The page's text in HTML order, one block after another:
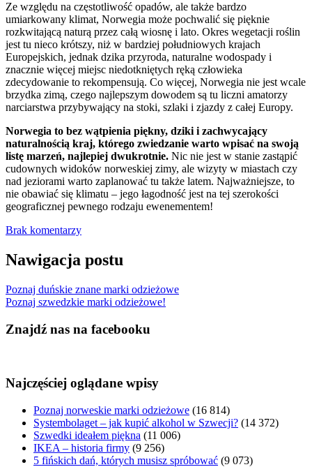
Ze względu na częstotliwość opadów, ale także bardzo
umiarkowany klimat, Norwegia może pochwalić się pięknie
rozkwitającą naturą przez całą wiosnę i lato. Okres wegetacji roślin
jest tu nieco krótszy, niż w bardziej południowych krajach
Europejskich, jednak dzika przyroda, naturalne wodospady i
znacznie więcej miejsc niedotkniętych ręką człowieka
zdecydowanie to rekompensują. Co więcej, Norwegia nie jest wcale
brzydka zimą, czego najlepszym dowodem są tu liczni amatorzy
narciarstwa przybywający na stoki, szlaki i zjazdy z całej Europy.
Norwegia to bez wątpienia piękny, dziki i zachwycający
naturalnością kraj, którego zwiedzanie warto wpisać na swoją
listę marzeń, najlepiej dwukrotnie. Nic nie jest w stanie zastąpić
cudownych widoków norweskiej zimy, ale wizyty w miastach czy
nad jeziorami warto zaplanować tu także latem. Najważniejsze, to
nie obawiać się klimatu – jego łagodność jest na tej szerokości
geograficznej pewnego rodzaju ewenementem!
Brak komentarzy
Nawigacja postu
Poznaj duńskie znane marki odzieżowe
Poznaj szwedzkie marki odzieżowe!
Znajdź nas na facebooku
Najczęściej oglądane wpisy
Poznaj norweskie marki odzieżowe (16 814)
Systembolaget – jak kupić alkohol w Szwecji? (14 372)
Szwedki ideałem piękna (11 006)
IKEA – historia firmy (9 256)
5 fińskich dań, których musisz spróbować (9 073)